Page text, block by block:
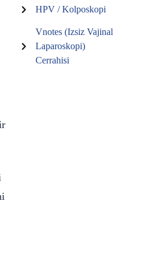
HPV / Kolposkopi
Vnotes (Izsiz Vajinal
Laparoskopi)
Cerrahisi